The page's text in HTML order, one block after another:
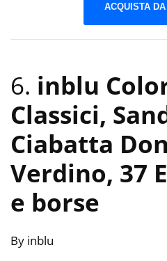
ACQUISTA
6. inblu
Classici,
Ciabatta
Verdino, 37
e borse
By inblu